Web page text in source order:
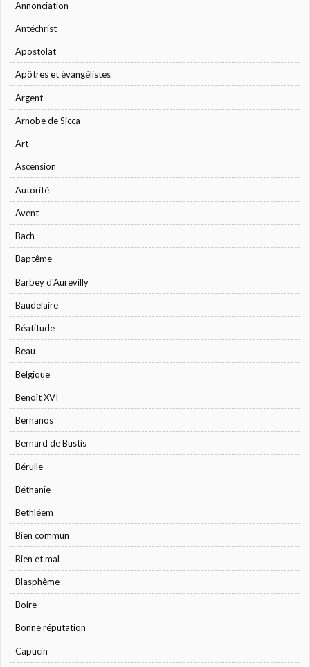
Annonciation
Antéchrist
Apostolat
Apôtres et évangélistes
Argent
Arnobe de Sicca
Art
Ascension
Autorité
Avent
Bach
Baptême
Barbey d'Aurevilly
Baudelaire
Béatitude
Beau
Belgique
Benoît XVI
Bernanos
Bernard de Bustis
Bérulle
Béthanie
Bethléem
Bien commun
Bien et mal
Blasphème
Boire
Bonne réputation
Capucin